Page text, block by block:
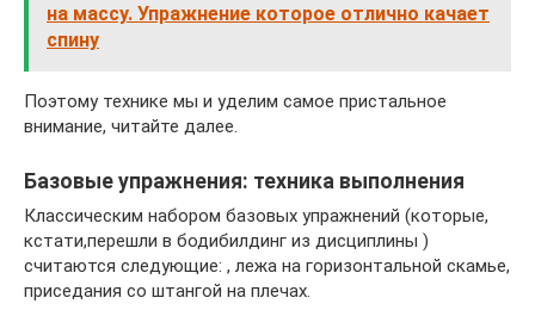
на массу. Упражнение которое отлично качает
спину
Поэтому технике мы и уделим самое пристальное
внимание, читайте далее.
Базовые упражнения: техника выполнения
Классическим набором базовых упражнений (которые,
кстати,перешли в бодибилдинг из дисциплины )
считаются следующие: , лежа на горизонтальной скамье,
приседания со штангой на плечах.